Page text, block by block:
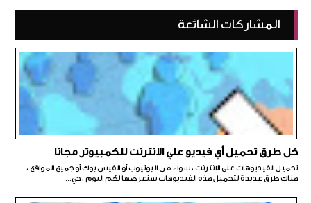
المشاركات الشائعة
كل طرق تحميل أي فيديو علي الانترنت للكمبيوتر مجانا
تحميل الفيديوهات علي الانترنت ، سواء من اليوتيوب أو الفيس بوك أو جميع المواقع ،
هناك طرق عديدة لتحميل هذه الفيديوهات سنعرضها لكم اليوم ، حي...